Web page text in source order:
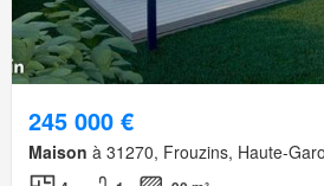
245 000 €
Maison à 31270, Frouzins, Haute-